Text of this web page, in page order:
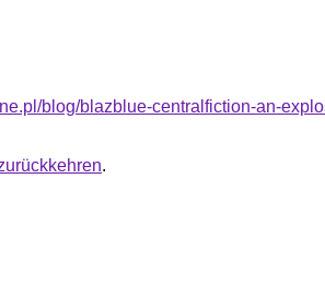
blog/blazblue-centralfiction-an-
.